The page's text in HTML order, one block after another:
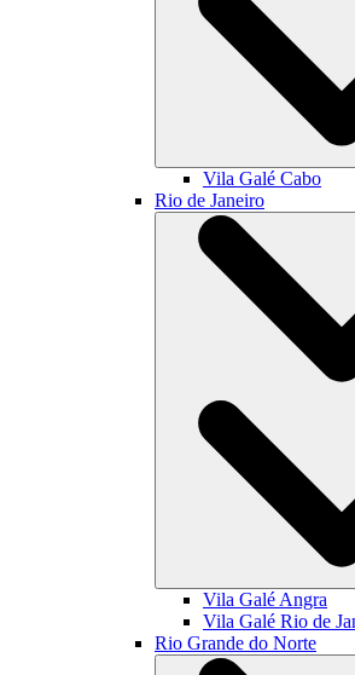
Vila Galé Cabo
Rio de Janeiro
Vila Galé Angra
Vila Galé Rio de
Rio Grande do Norte